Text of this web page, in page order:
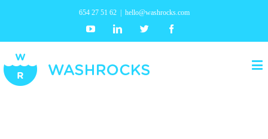
654 27 51 62 hello@washrocks.com
YoutubeLinkedin Twitter